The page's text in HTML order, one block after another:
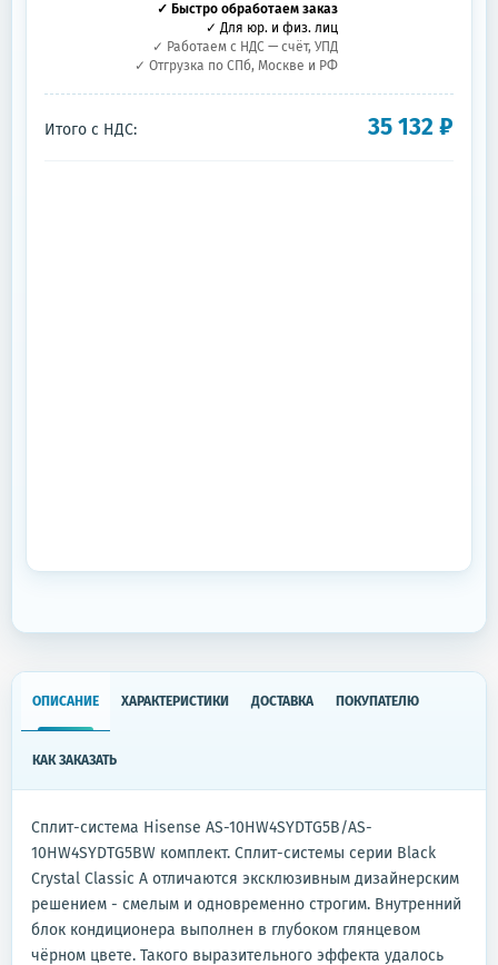
✓ Быстро обработаем заказ
✓ Для юр. и физ. лиц
✓ Работаем с НДС — счёт, УПД
✓ Отгрузка по СПб, Москве и РФ
Итого с НДС: 35 132 ₽
ОПИСАНИЕ ХАРАКТЕРИСТИКИ ДОСТАВКА ПОКУПАТЕЛЮ
КАК ЗАКАЗАТЬ
Сплит-система Hisense AS-10HW4SYDTG5B/AS-
10HW4SYDTG5BW комплект. Сплит-системы серии Black
Crystal Classic A отличаются эксклюзивным дизайнерским
решением - смелым и одновременно строгим. Внутренний
блок кондиционера выполнен в глубоком глянцевом
чёрном цвете. Такого выразительного эффекта удалось